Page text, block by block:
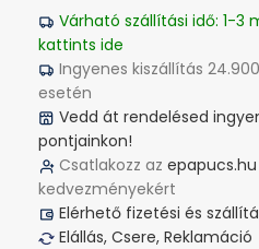
Várható szállítási idő: 1-3
kattints ide
Ingyenes kiszállítás
esetén
Vedd át rendelésed
pontjainkon!
Csatlakozz az epapucs.hu
kedvezményekért
Elérhető fizetési és
Elállás, Csere, Reklamáció